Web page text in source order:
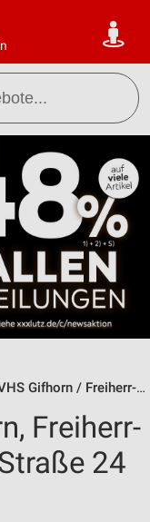
Gifhorn / Freiherr-vom-Stein-Straße 24 - Öffnungszeiten & Adresse
Freiherr-
24